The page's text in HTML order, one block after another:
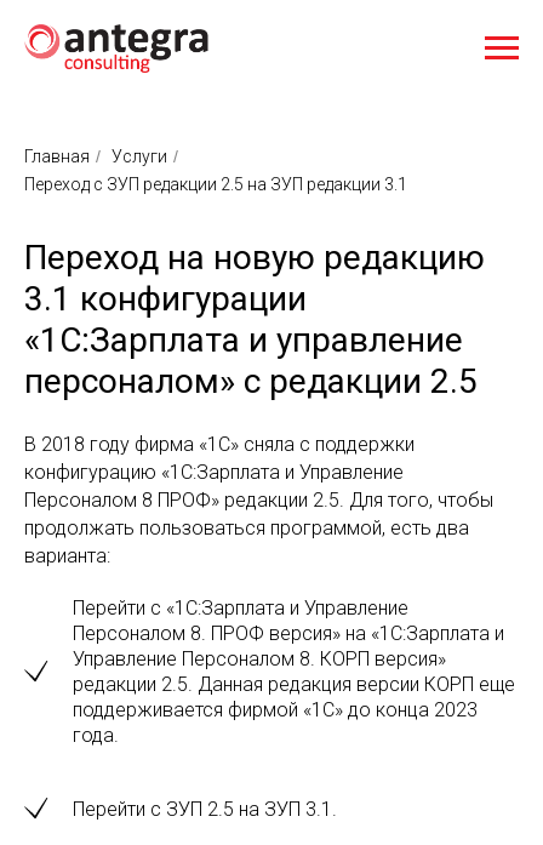
Главная / Услуги /
Переход с ЗУП редакции 2.5 на ЗУП редакции 3.1
Переход на новую редакцию
3.1 конфигурации
«1С:Зарплата и управление
персоналом» с редакции 2.5
В 2018 году фирма «1С» сняла с поддержки
конфигурацию «1С:Зарплата и Управление
Персоналом 8 ПРОФ» редакции 2.5. Для того, чтобы
продолжать пользоваться программой, есть два
варианта:
Перейти с «1С:Зарплата и Управление
Персоналом 8. ПРОФ версия» на «1С:Зарплата и
Управление Персоналом 8. КОРП версия»
редакции 2.5. Данная редакция версии КОРП еще
поддерживается фирмой «1С» до конца 2023
года.
Перейти с ЗУП 2.5 на ЗУП 3.1.